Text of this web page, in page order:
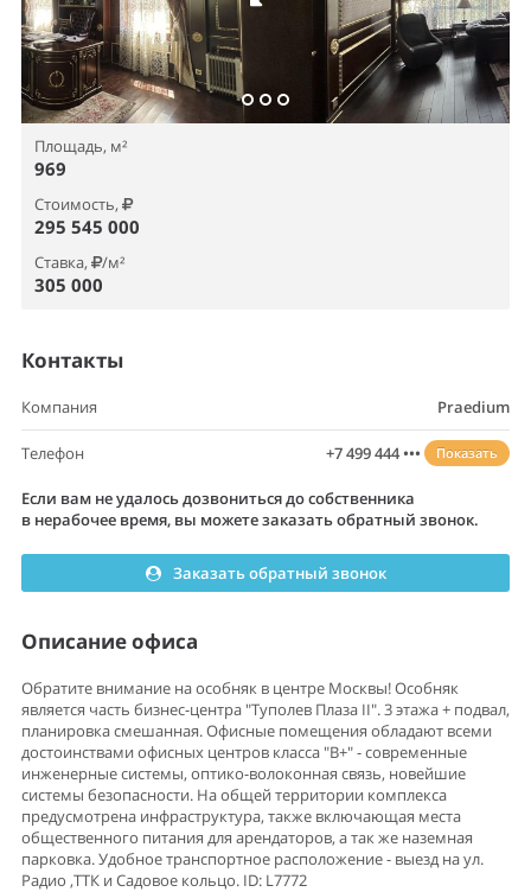
Площадь, м²
969
Стоимость,
295 545 000
Ставка, /м²
305 000
Контакты
Компания Praedium
Телефон +7 499 444 ••• Показать
Если вам не удалось дозвониться до собственника
в нерабочее время, вы можете заказать обратный звонок.
Заказать обратный звонок
Описание офиса
Обратите внимание на особняк в центре Москвы! Особняк
является часть бизнес-центра "Туполев Плаза II". 3 этажа + подвал,
планировка смешанная. Офисные помещения обладают всеми
достоинствами офисных центров класса "В+" - современные
инженерные системы, оптико-волоконная связь, новейшие
системы безопасности. На общей территории комплекса
предусмотрена инфраструктура, также включающая места
общественного питания для арендаторов, а так же наземная
парковка. Удобное транспортное расположение - выезд на ул.
Радио ,ТТК и Садовое кольцо. ID: L7772